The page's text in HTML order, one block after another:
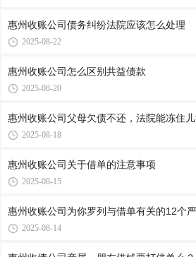
惠州收账公司​债务纠纷法院应该怎么处理
2025-08-22
惠州收账公司​怎么区别共益债款
2025-08-20
惠州收账公司​父母欠债不还，法院能冻住
2025-08-18
惠州收账公司​关于借单的注意事项
2025-08-15
惠州收账公司​为你罗列与借单有关的12个
2025-08-14